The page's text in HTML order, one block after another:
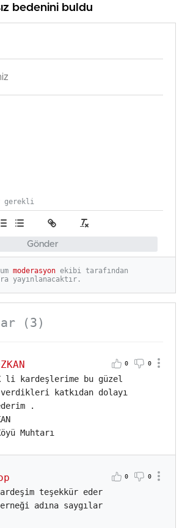
bedenini buldu
Gönder
gerekli
moderasyon ekibi tarafından
yayınlanacaktır.
(3)
0 0
li kardeşlerime bu güzel
katkıdan dolayı
.
Muhtarı
0 0
teşekkür eder
adına saygılar